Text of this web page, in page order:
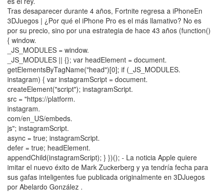
Tras desaparecer durante 4 años, Fortnite regresa a iPhoneEn
3DJuegos | ¿Por qué el iPhone Pro es el más llamativo? No es
por su precio, sino por una estrategia de hace 43 años (function()
{ window.
_JS_MODULES = window.
_JS_MODULES || {}; var headElement = document.
getElementsByTagName("head")[0]; if (_JS_MODULES.
instagram) { var instagramScript = document.
createElement("script"); instagramScript.
src = "https://platform.
instagram.
com/en_US/embeds.
js"; instagramScript.
async = true; instagramScript.
defer = true; headElement.
appendChild(instagramScript); } })(); - La noticia Apple quiere
imitar el nuevo éxito de Mark Zuckerberg y ya tendría fecha para
sus gafas inteligentes fue publicada originalmente en 3DJuegos
por Abelardo González .